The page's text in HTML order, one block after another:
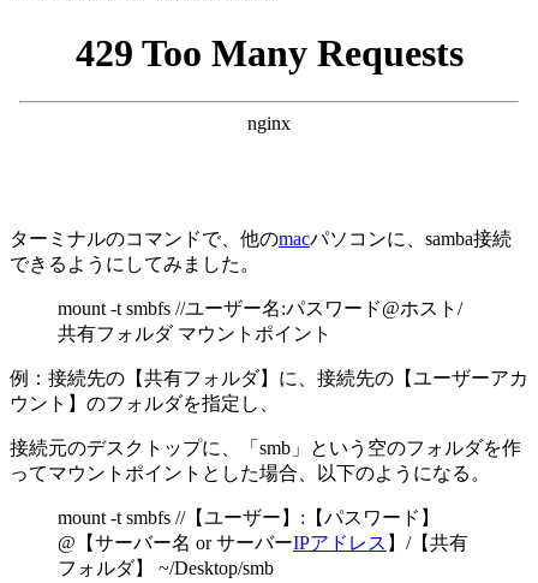
ターミナルのコマンドで、他のmacパソコンに、samba接続
できるようにしてみました。
mount -t smbfs //ユーザー名:パスワード@ホスト/
共有フォルダ マウントポイント
例：接続先の【共有フォルダ】に、接続先の【ユーザーアカ
ウント】のフォルダを指定し、
接続元のデスクトップに、「smb」という空のフォルダを作
ってマウントポイントとした場合、以下のようになる。
mount -t smbfs //【ユーザー】:【パスワード】
@【サーバー名 or サーバーIPアドレス 】/【共有
フォルダ】 ~/Desktop/smb